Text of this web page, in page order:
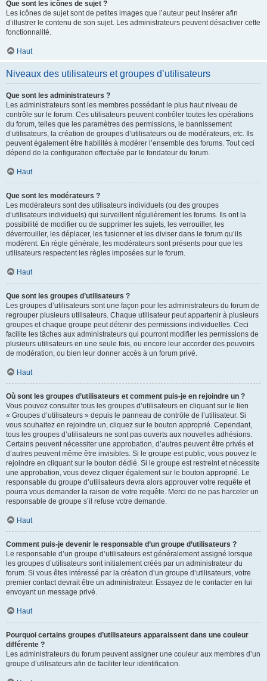
Que sont les icônes de sujet ?
Les icônes de sujet sont de petites images que l’auteur peut insérer afin
d’illustrer le contenu de son sujet. Les administrateurs peuvent désactiver cette
fonctionnalité.
Haut
Niveaux des utilisateurs et groupes d’utilisateurs
Que sont les administrateurs ?
Les administrateurs sont les membres possédant le plus haut niveau de
contrôle sur le forum. Ces utilisateurs peuvent contrôler toutes les opérations
du forum, telles que les paramètres des permissions, le bannissement
d’utilisateurs, la création de groupes d’utilisateurs ou de modérateurs, etc. Ils
peuvent également être habilités à modérer l’ensemble des forums. Tout ceci
dépend de la configuration effectuée par le fondateur du forum.
Haut
Que sont les modérateurs ?
Les modérateurs sont des utilisateurs individuels (ou des groupes
d’utilisateurs individuels) qui surveillent régulièrement les forums. Ils ont la
possibilité de modifier ou de supprimer les sujets, les verrouiller, les
déverrouiller, les déplacer, les fusionner et les diviser dans le forum qu’ils
modèrent. En règle générale, les modérateurs sont présents pour que les
utilisateurs respectent les règles imposées sur le forum.
Haut
Que sont les groupes d’utilisateurs ?
Les groupes d’utilisateurs sont une façon pour les administrateurs du forum de
regrouper plusieurs utilisateurs. Chaque utilisateur peut appartenir à plusieurs
groupes et chaque groupe peut détenir des permissions individuelles. Ceci
facilite les tâches aux administrateurs qui pourront modifier les permissions de
plusieurs utilisateurs en une seule fois, ou encore leur accorder des pouvoirs
de modération, ou bien leur donner accès à un forum privé.
Haut
Où sont les groupes d’utilisateurs et comment puis-je en rejoindre un ?
Vous pouvez consulter tous les groupes d’utilisateurs en cliquant sur le lien
« Groupes d’utilisateurs » depuis le panneau de contrôle de l’utilisateur. Si
vous souhaitez en rejoindre un, cliquez sur le bouton approprié. Cependant,
tous les groupes d’utilisateurs ne sont pas ouverts aux nouvelles adhésions.
Certains peuvent nécessiter une approbation, d’autres peuvent être privés et
d’autres peuvent même être invisibles. Si le groupe est public, vous pouvez le
rejoindre en cliquant sur le bouton dédié. Si le groupe est restreint et nécessite
une approbation, vous devez cliquer également sur le bouton approprié. Le
responsable du groupe d’utilisateurs devra alors approuver votre requête et
pourra vous demander la raison de votre requête. Merci de ne pas harceler un
responsable de groupe s’il refuse votre demande.
Haut
Comment puis-je devenir le responsable d’un groupe d’utilisateurs ?
Le responsable d’un groupe d’utilisateurs est généralement assigné lorsque
les groupes d’utilisateurs sont initialement créés par un administrateur du
forum. Si vous êtes intéressé par la création d’un groupe d’utilisateurs, votre
premier contact devrait être un administrateur. Essayez de le contacter en lui
envoyant un message privé.
Haut
Pourquoi certains groupes d’utilisateurs apparaissent dans une couleur
différente ?
Les administrateurs du forum peuvent assigner une couleur aux membres d’un
groupe d’utilisateurs afin de faciliter leur identification.